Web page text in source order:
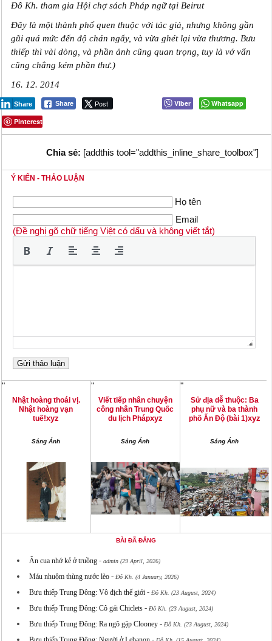
Đỗ Kh. tham gia Hội chợ sách Pháp ngữ tại Beirut
Đây là một thành phố quen thuộc với tác giả, nhưng không gần
gũi quá mức đến độ chán ngấy, và vừa ghét lại vừa thương. Bưu
thiếp thì vài dòng, và phần ảnh cũng quan trọng, tuy là vớ vẩn
cũng chẳng kém phần thư.)
16. 12. 2014
Share Post
Share Viber
Whatsapp
Pinterest
Chia sẻ: [addthis tool="addthis_inline_share_toolbox"]
Ý KIẾN - THẢO LUẬN
Họ tên
Email
(Đề nghị gõ chữ tiếng Việt có dấu và không viết tắt)
"
Nhật hoàng thoái vị.
Nhật hoàng vạn
tuế!xyz
Sáng Ánh
"
Viết tiếp nhân chuyện
công nhân Trung Quốc
du lịch Phápxyz
Sáng Ánh
"
Sử địa dễ thuộc: Ba
phụ nữ và ba thành
phố Ấn Độ (bài 1)xyz
Sáng Ánh
BÀI ĐÃ ĐĂNG
Ăn cua nhớ kẻ ở truồng- admin (29 April, 2026)
Máu nhuộm thùng nước lèo- Đỗ Kh. (4 January, 2026)
Bưu thiếp Trung Đông: Vô địch thế giới- Đỗ Kh. (23 August, 2024)
Bưu thiếp Trung Đông: Cô gái Chiclets- Đỗ Kh. (23 August, 2024)
Bưu thiếp Trung Đông: Ra ngõ gặp Clooney- Đỗ Kh. (23 August, 2024)